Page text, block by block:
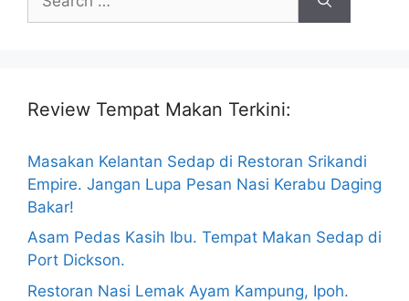
for:
Review Tempat Makan Terkini:
Masakan Kelantan Sedap di Restoran Srikandi
Empire. Jangan Lupa Pesan Nasi Kerabu Daging
Bakar!
Asam Pedas Kasih Ibu. Tempat Makan Sedap di
Port Dickson.
Restoran Nasi Lemak Ayam Kampung, Ipoh.